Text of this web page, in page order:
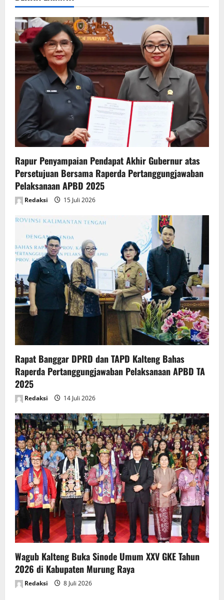
i
g
a
i
o
n
Rapur Penyampaian Pendapat Akhir Gubernur atas
Persetujuan Bersama Raperda Pertanggungjawaban
Pelaksanaan APBD 2025
Redaksi 15 Juli 2026
Rapat Banggar DPRD dan TAPD Kalteng Bahas
Raperda Pertanggungjawaban Pelaksanaan APBD TA
2025
Redaksi 14 Juli 2026
Wagub Kalteng Buka Sinode Umum XXV GKE Tahun
2026 di Kabupaten Murung Raya
Redaksi 8 Juli 2026